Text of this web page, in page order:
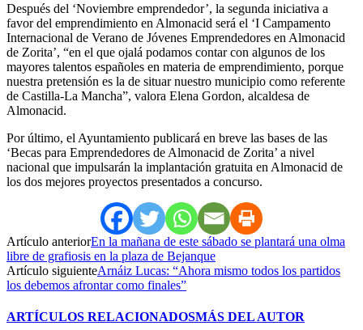
Después del ‘Noviembre emprendedor’, la segunda iniciativa a
favor del emprendimiento en Almonacid será el ‘I Campamento
Internacional de Verano de Jóvenes Emprendedores en Almonacid
de Zorita’, “en el que ojalá podamos contar con algunos de los
mayores talentos españoles en materia de emprendimiento, porque
nuestra pretensión es la de situar nuestro municipio como referente
de Castilla-La Mancha”, valora Elena Gordon, alcaldesa de
Almonacid.
Por último, el Ayuntamiento publicará en breve las bases de las
‘Becas para Emprendedores de Almonacid de Zorita’ a nivel
nacional que impulsarán la implantación gratuita en Almonacid de
los dos mejores proyectos presentados a concurso.
Artículo anteriorEn la mañana de este sábado se plantará una olma
libre de grafiosis en la plaza de Bejanque
Artículo siguienteArnáiz Lucas: “Ahora mismo todos los partidos
los debemos afrontar como finales”
ARTÍCULOS RELACIONADOSMÁS DEL AUTOR